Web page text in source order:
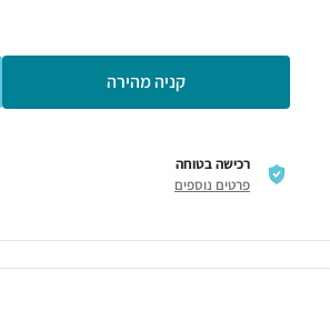
קניה מהירה
רכישה בטוחה
פרטים נוספים